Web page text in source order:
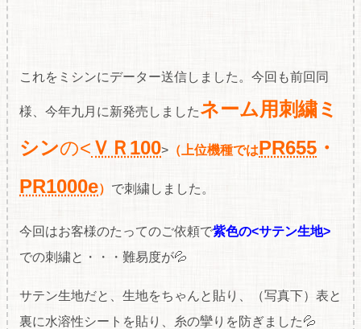
これをミシンにデーター送信しました。今回も前回同
様、今年九月に新発売しましたネーム用刺繍ミ
シンの< ＶＲ100> （上位機種ではPR655 ・
PR1000e） で刺繍しました。
今回はお客様のたってのご依頼で紫色の<サテン生地>
での刺繍と・・・難易度が💦
サテン生地だと、生地をちゃんと貼り、（写真下）表と
裏に水溶性シートを貼り、糸の攣りを防ぎました💦